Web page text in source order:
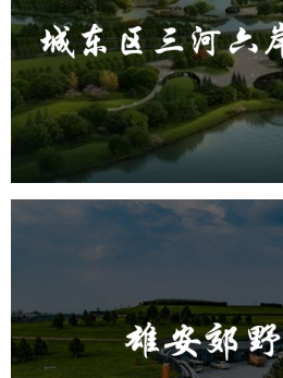
旅游休闲 公园 AI人工智能
AR太极
智能大